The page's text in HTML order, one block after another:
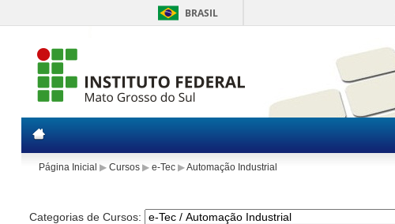
BRASIL
Página Inicial ▶ Cursos ▶ e-Tec ▶Automação Industrial
Categorias de Cursos: